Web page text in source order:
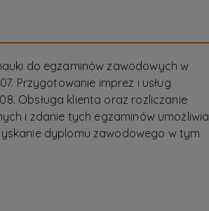
do egzaminów zawodowych w
Przygotowanie imprez i usług
Obsługa klienta oraz rozliczanie
i zdanie tych egzaminów umożliwia,
dyplomu zawodowego w tym